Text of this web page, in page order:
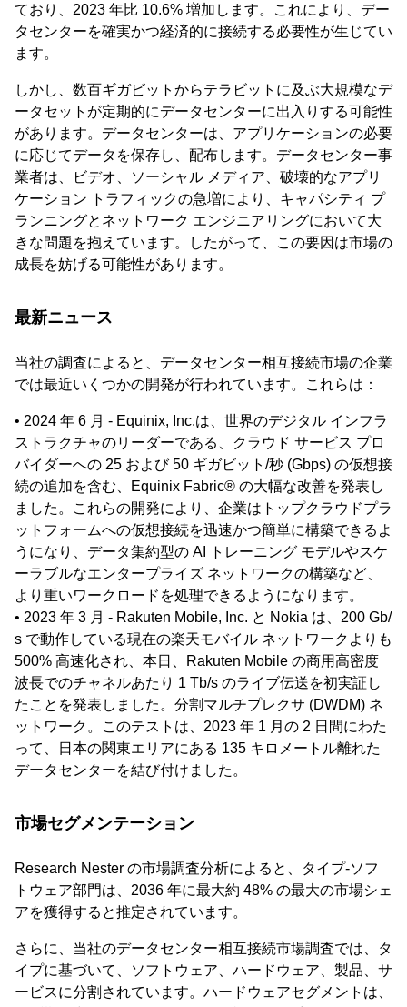
ており、2023 年比 10.6% 増加します。これにより、デー
タセンターを確実かつ経済的に接続する必要性が生じてい
ます。
しかし、数百ギガビットからテラビットに及ぶ大規模なデ
ータセットが定期的にデータセンターに出入りする可能性
があります。データセンターは、アプリケーションの必要
に応じてデータを保存し、配布します。データセンター事
業者は、ビデオ、ソーシャル メディア、破壊的なアプリ
ケーション トラフィックの急増により、キャパシティ プ
ランニングとネットワーク エンジニアリングにおいて大
きな問題を抱えています。したがって、この要因は市場の
成長を妨げる可能性があります。
最新ニュース
当社の調査によると、データセンター相互接続市場の企業
では最近いくつかの開発が行われています。これらは：
• 2024 年 6 月 - Equinix, Inc.は、世界のデジタル インフラ
ストラクチャのリーダーである、クラウド サービス プロ
バイダーへの 25 および 50 ギガビット/秒 (Gbps) の仮想接
続の追加を含む、Equinix Fabric® の大幅な改善を発表し
ました。これらの開発により、企業はトップクラウドプラ
ットフォームへの仮想接続を迅速かつ簡単に構築できるよ
うになり、データ集約型の AI トレーニング モデルやスケ
ーラブルなエンタープライズ ネットワークの構築など、
より重いワークロードを処理できるようになります。
• 2023 年 3 月 - Rakuten Mobile, Inc. と Nokia は、200 Gb/
s で動作している現在の楽天モバイル ネットワークよりも
500% 高速化され、本日、Rakuten Mobile の商用高密度
波長でのチャネルあたり 1 Tb/s のライブ伝送を初実証し
たことを発表しました。分割マルチプレクサ (DWDM) ネ
ットワーク。このテストは、2023 年 1 月の 2 日間にわた
って、日本の関東エリアにある 135 キロメートル離れた
データセンターを結び付けました。
市場セグメンテーション
Research Nester の市場調査分析によると、タイプ-ソフ
トウェア部門は、2036 年に最大約 48% の最大の市場シェ
アを獲得すると推定されています。
さらに、当社のデータセンター相互接続市場調査では、タ
イプに基づいて、ソフトウェア、ハードウェア、製品、サ
ービスに分割されています。ハードウェアセグメントは、